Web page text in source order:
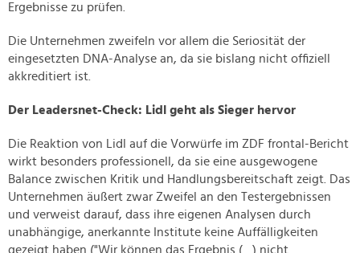
Ergebnisse zu prüfen.
Die Unternehmen zweifeln vor allem die Seriosität der
eingesetzten DNA-Analyse an, da sie bislang nicht offiziell
akkreditiert ist.
Der Leadersnet-Check: Lidl geht als Sieger hervor
Die Reaktion von Lidl auf die Vorwürfe im ZDF frontal-Bericht
wirkt besonders professionell, da sie eine ausgewogene
Balance zwischen Kritik und Handlungsbereitschaft zeigt. Das
Unternehmen äußert zwar Zweifel an den Testergebnissen
und verweist darauf, dass ihre eigenen Analysen durch
unabhängige, anerkannte Institute keine Auffälligkeiten
gezeigt haben ("Wir können das Ergebnis (…) nicht